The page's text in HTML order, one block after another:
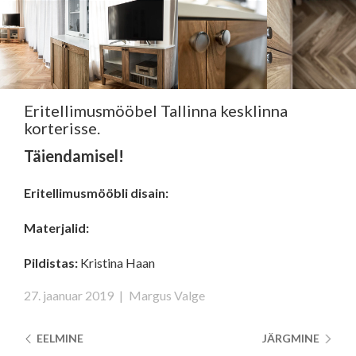
Eritellimusmööbel Tallinna kesklinna
korterisse.
Täiendamisel!
Eritellimusmööbli disain:
Materjalid:
Pildistas: Kristina Haan
27. jaanuar 2019 | Margus Valge
JÄRGMINE
EELMINE